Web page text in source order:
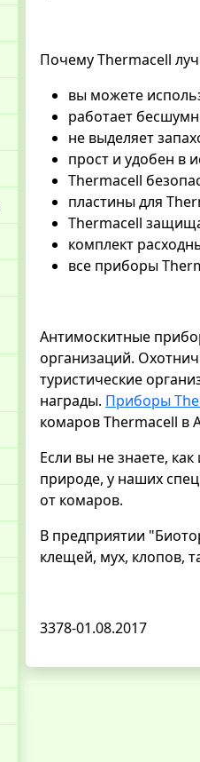
Почему Thermacell
вы можете
работает
не выделяет
прост и удобен в
Thermacell
пластины для
Thermacell
комплект
все приборы
Антимоскитные
организаций.
туристические
награды. Приборы
комаров Thermacell в
Если вы не знаете,
природе, у наших
от комаров.
В предприятии
клещей, мух, клопов,
3378-01.08.2017